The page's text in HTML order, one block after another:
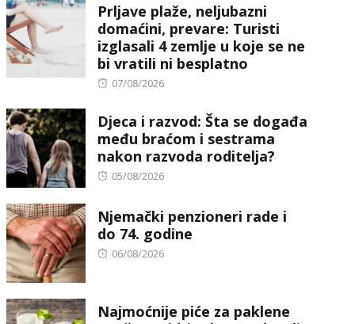
Prljave plaže, neljubazni
domaćini, prevare: Turisti
izglasali 4 zemlje u koje se ne
bi vratili ni besplatno
Posted
07/08/2026
Djeca i razvod: Šta se događa
među braćom i sestrama
nakon razvoda roditelja?
Posted
05/08/2026
Njemački penzioneri rade i
do 74. godine
Posted
06/08/2026
Najmoćnije piće za paklene